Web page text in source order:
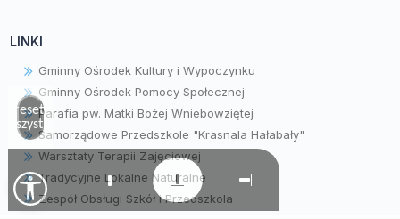
LINKI
Gminny Ośrodek Kultury i Wypoczynku
Gminny Ośrodek Pomocy Społecznej
Parafia pw. Matki Bożej Wniebowziętej
Samorządowe Przedszkole "Krasnala Hałabały"
Warsztaty Terapii Zajęciowej
Tradycyjne Lokalne Naturalne
Zespół Obsługi Szkół i Przedszkola
Zresetuj
wszystko